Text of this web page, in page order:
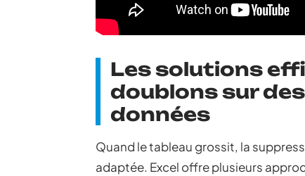
Les solutions
doublons sur
données
Quand le tableau grossit, la
adaptée. Excel offre plusieurs